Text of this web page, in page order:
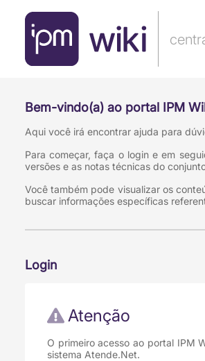
Bem-vindo(a) ao portal IPM
Aqui você irá encontrar ajuda para
Para começar, faça o login e em
versões e as notas técnicas do
Você também pode visualizar os
buscar informações específicas
Login
Atenção
O primeiro acesso ao portal IPM
sistema Atende.Net.